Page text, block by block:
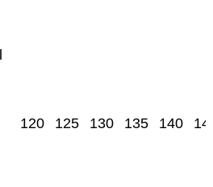
120 125 130 135 140